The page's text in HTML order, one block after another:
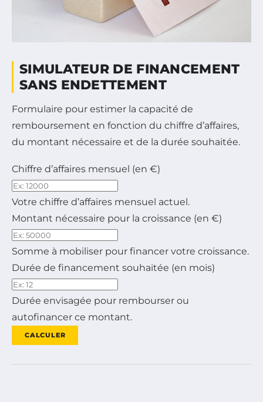
SIMULATEUR DE FINANCEMENT
SANS ENDETTEMENT
Formulaire pour estimer la capacité de
remboursement en fonction du chiffre d’affaires,
du montant nécessaire et de la durée souhaitée.
Chiffre d’affaires mensuel (en €)
Votre chiffre d’affaires mensuel actuel.
Montant nécessaire pour la croissance (en €)
Somme à mobiliser pour financer votre croissance.
Durée de financement souhaitée (en mois)
Durée envisagée pour rembourser ou
autofinancer ce montant.
CALCULER